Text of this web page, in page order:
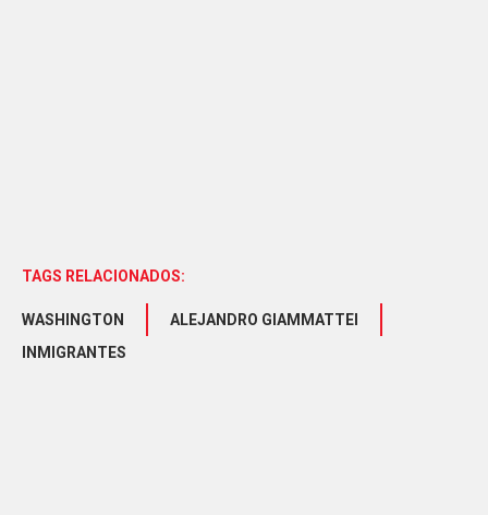
TAGS RELACIONADOS:
WASHINGTON
ALEJANDRO GIAMMATTEI
INMIGRANTES